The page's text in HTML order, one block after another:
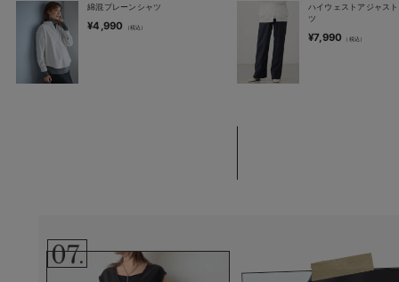
綿混プレーンシャツ
¥4,990
ハイウェストアジャス
ツ
¥7,990